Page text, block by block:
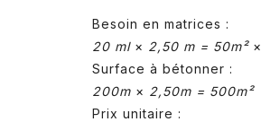
Besoin en matrices :
20 ml × 2,50 m = 50m² ×
Surface à bétonner :
200m × 2,50m = 500m²
Prix unitaire :